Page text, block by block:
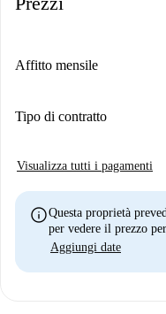
Affitto mensile
Tipo di contratto
Visualizza tutti i pagamenti
infoQuesta proprietà
per vedere il prezzo
Aggiungi date